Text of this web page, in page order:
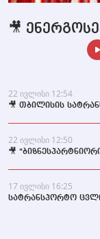
22 ივლისი 12:54
🎥 თბილისის
22 ივლისი 12:50
🎥
17 ივლისი 16:25
სატრანსპორტო
🎥